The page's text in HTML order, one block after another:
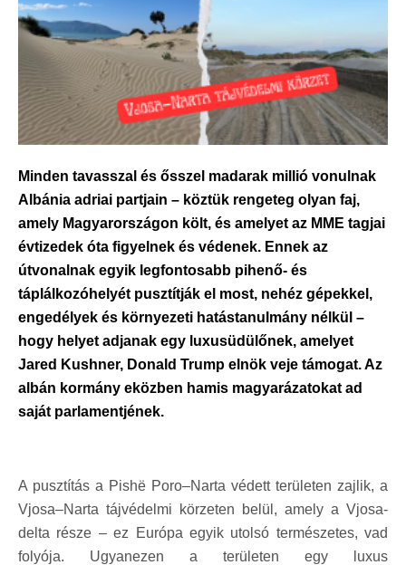
Minden tavasszal és ősszel madarak millió vonulnak
Albánia adriai partjain – köztük rengeteg olyan faj,
amely Magyarországon költ, és amelyet az MME tagjai
évtizedek óta figyelnek és védenek. Ennek az
útvonalnak egyik legfontosabb pihenő- és
táplálkozóhelyét pusztítják el most, nehéz gépekkel,
engedélyek és környezeti hatástanulmány nélkül –
hogy helyet adjanak egy luxusüdülőnek, amelyet
Jared Kushner, Donald Trump elnök veje támogat. Az
albán kormány eközben hamis magyarázatokat ad
saját parlamentjének.
A pusztítás a Pishë Poro–Narta védett területen zajlik, a
Vjosa–Narta tájvédelmi körzeten belül, amely a Vjosa-
delta része – ez Európa egyik utolsó természetes, vad
folyója. Ugyanezen a területen egy luxus